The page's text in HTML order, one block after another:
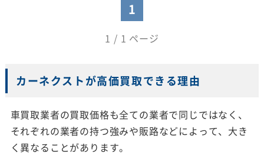
1
1 / 1 ページ
カーネクストが高価買取できる理由
車買取業者の買取価格も全ての業者で同じではなく、
それぞれの業者の持つ強みや販路などによって、大き
く異なることがあります。